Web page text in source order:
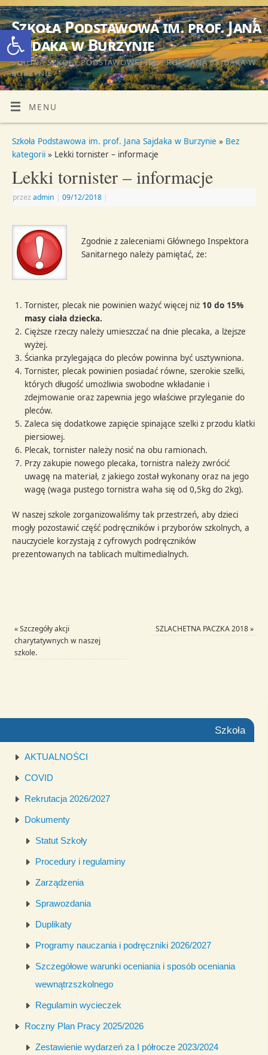
Otwórz pasek narzędzi
Szkoła Podstawowa im. prof. Jana
Sajdaka w Burzynie
STRONA SZKOŁY PODSTAWOWEJ IM. PROF. JANA SAJDAKA W
BURZYNIE
MENU
Szkoła Podstawowa im. prof. Jana Sajdaka w Burzynie » Bez
kategorii » Lekki tornister – informacje
Lekki tornister – informacje
przezadmin | 09/12/2018 |
Zgodnie z zaleceniami Głównego Inspektora
Sanitarnego należy pamiętać, że:
Tornister, plecak nie powinien ważyć więcej niż 10 do 15%
masy ciała dziecka.
Cięższe rzeczy należy umieszczać na dnie plecaka, a lżejsze
wyżej.
Ścianka przylegająca do pleców powinna być usztywniona.
Tornister, plecak powinien posiadać równe, szerokie szelki,
których długość umożliwia swobodne wkładanie i
zdejmowanie oraz zapewnia jego właściwe przyleganie do
pleców.
Zaleca się dodatkowe zapięcie spinające szelki z przodu klatki
piersiowej.
Plecak, tornister należy nosić na obu ramionach.
Przy zakupie nowego plecaka, tornistra należy zwrócić
uwagę na materiał, z jakiego został wykonany oraz na jego
wagę (waga pustego tornistra waha się od 0,5kg do 2kg).
W naszej szkole zorganizowaliśmy tak przestrzeń, aby dzieci
mogły pozostawić część podręczników i przyborów szkolnych, a
nauczyciele korzystają z cyfrowych podręczników
prezentowanych na tablicach multimedialnych.
«Szczegóły akcji
charytatywnych w naszej
szkole.
SZLACHETNA PACZKA 2018»
Szkoła
AKTUALNOŚCI
COVID
Rekrutacja 2026/2027
Dokumenty
Statut Szkoły
Procedury i regulaminy
Zarządzenia
Sprawozdania
Duplikaty
Programy nauczania i podręczniki 2026/2027
Szczegółowe warunki oceniania i sposób oceniania
wewnątrzszkolnego
Regulamin wycieczek
Roczny Plan Pracy 2025/2026
Zestawienie wydarzeń za I półrocze 2023/2024